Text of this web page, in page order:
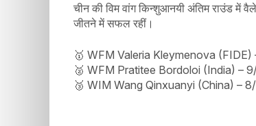
चीन की विम वांग किन्शुआनयी अंतिम राउंड
जीतने में सफल रहीं।
🥇 WFM Valeria Kleymenova (FIDE)
🥈 WFM Pratitee Bordoloi (India) – 9/
🥉 WIM Wang Qinxuanyi (China) – 8/